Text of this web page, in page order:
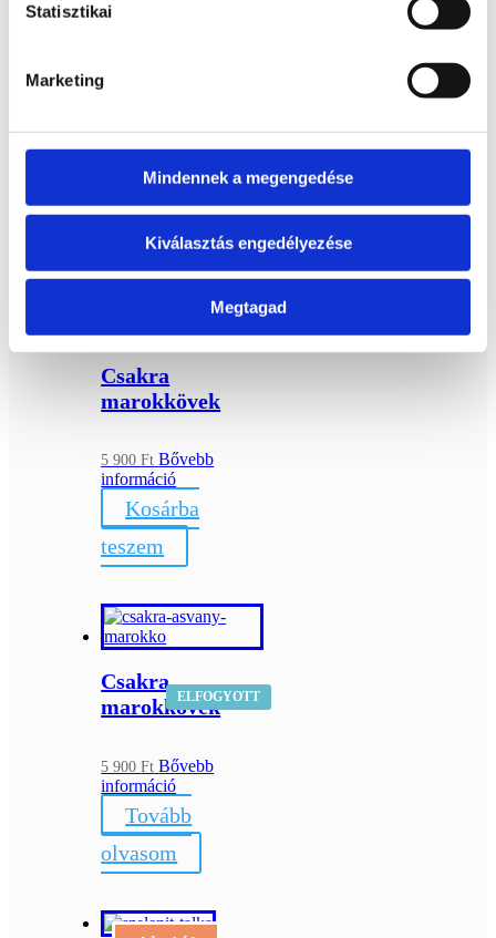
Statisztikai
Marketing
Mindennek a megengedése
Kiválasztás engedélyezése
Megtagad
5 cm
3 900Ft Bővebb
információ
Kosárba
teszem
Csakra
marokkövek
5 900Ft Bővebb
információ
Kosárba
teszem
ELFOGYOTT
Csakra
marokkövek
5 900Ft Bővebb
információ
Tovább
olvasom